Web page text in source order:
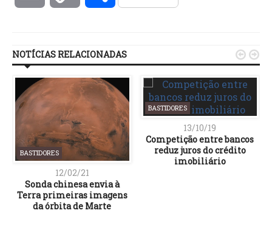
NOTÍCIAS RELACIONADAS
BASTIDORES
12/02/21
Sonda chinesa envia à
Terra primeiras imagens
da órbita de Marte
BASTIDORES
13/10/19
Competição entre bancos
reduz juros do crédito
imobiliário
 